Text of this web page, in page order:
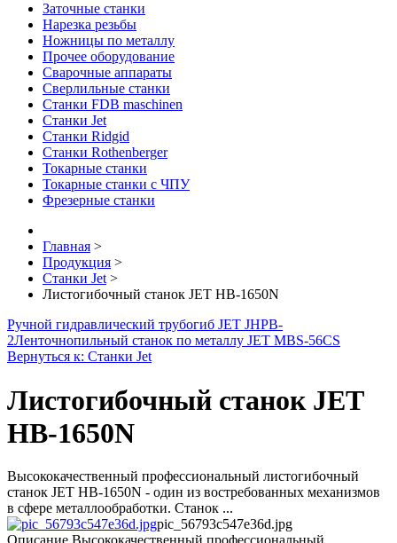
Заточные станки
Нарезка резьбы
Ножницы по металлу
Прочее оборудование
Сварочные аппараты
Сверлильные станки
Станки FDB maschinen
Станки Jet
Станки Ridgid
Станки Rothenberger
Токарные станки
Токарные станки с ЧПУ
Фрезерные станки
Главная >
Продукция >
Станки Jet >
Листогибочный станок JET HB-1650N
Ручной гидравлический трубогиб JET JHPB-
2Ленточнопильный станок по металлу JET MBS-56CS
Вернуться к: Станки Jet
Листогибочный станок JET
HB-1650N
Высококачественный профессиональный листогибочный
станок JET HB-1650N - один из востребованных механизмов
в сфере металлообработки. Станок ...
pic_56793c547e36d.jpg